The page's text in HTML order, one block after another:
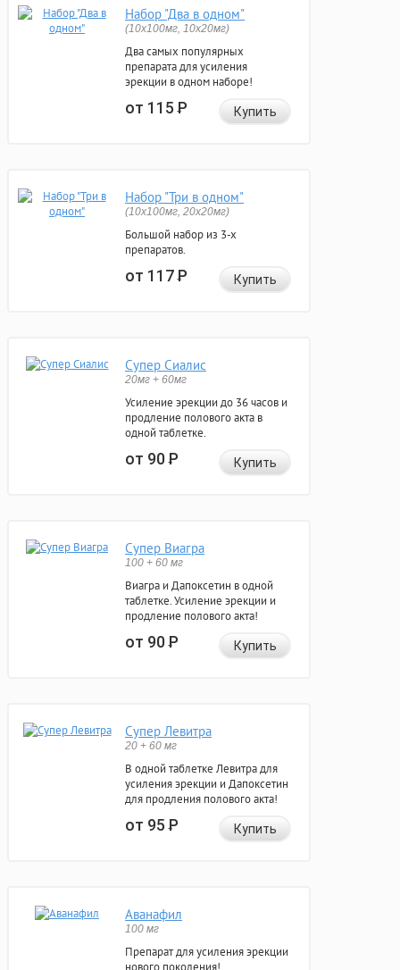
Набор "Два в одном"
(10x100мг, 10x20мг)
Два самых популярных
препарата для усиления
эрекции в одном наборе!
от 115Р Купить
Набор "Три в одном"
(10x100мг, 20x20мг)
Большой набор из 3-х
препаратов.
от 117Р Купить
Супер Сиалис
20мг + 60мг
Усиление эрекции до 36 часов и
продление полового акта в
одной таблетке.
от 90Р Купить
Супер Виагра
100 + 60 мг
Виагра и Дапоксетин в одной
таблетке. Усиление эрекции и
продление полового акта!
от 90Р Купить
Супер Левитра
20 + 60 мг
В одной таблетке Левитра для
усиления эрекции и Дапоксетин
для продления полового акта!
от 95Р Купить
Аванафил
100 мг
Препарат для усиления эрекции